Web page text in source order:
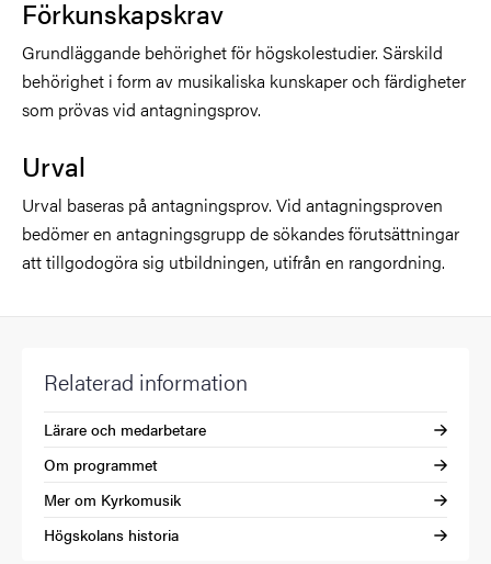
Förkunskapskrav
Grundläggande behörighet för högskolestudier. Särskild
behörighet i form av musikaliska kunskaper och färdigheter
som prövas vid antagningsprov.
Urval
Urval baseras på antagningsprov. Vid antagningsproven
bedömer en antagningsgrupp de sökandes förutsättningar
att tillgodogöra sig utbildningen, utifrån en rangordning.
Relaterad information
Lärare och medarbetare
Om programmet
Mer om Kyrkomusik
Högskolans historia